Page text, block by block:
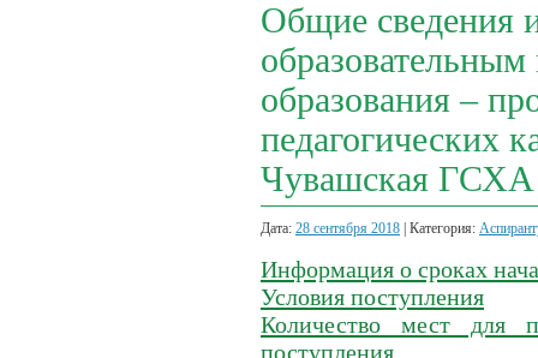
Общие сведения
образования –
педагогических
Чувашская ГСХА
Дата: 28 сентября 2018 | Категория:
Информация о сроках
Условия поступления
Количество мест для
поступления